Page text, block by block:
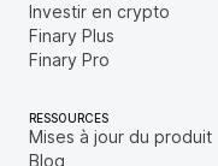
Investir en crypto
Finary Plus
Finary Pro
RESSOURCES
Mises à jour du produit
Blog